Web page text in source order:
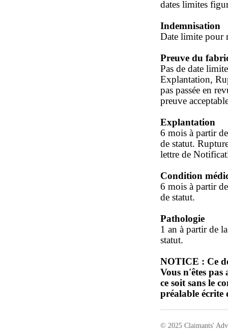
dates limites
Indemnisation
Date limite pour
Preuve du
Pas de date
Explantation,
pas passée en
preuve
Explantation
6 mois à partir
de statut.
lettre de
Condition
6 mois à partir
de statut.
Pathologie
1 an à partir de
statut.
NOTICE : Ce
Vous n'êtes
ce soit sans le
préalable écrite
© 2025 Claimants'